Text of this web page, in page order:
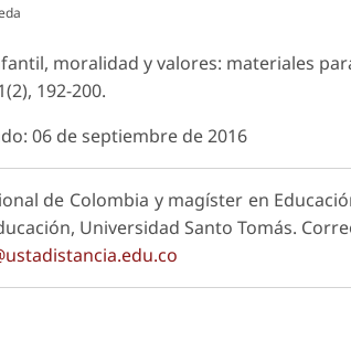
moralidad y valores: materiales
192-200.
06 de septiembre de 2016
de Colombia y magíster en
Universidad Santo Tomás.